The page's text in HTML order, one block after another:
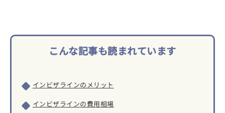
こんな記事も読まれています
インビザラインのメリット
インビザラインの費用相場